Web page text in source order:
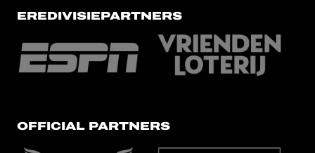
EREDIVISIEPARTNERS
OFFICIAL PARTNERS